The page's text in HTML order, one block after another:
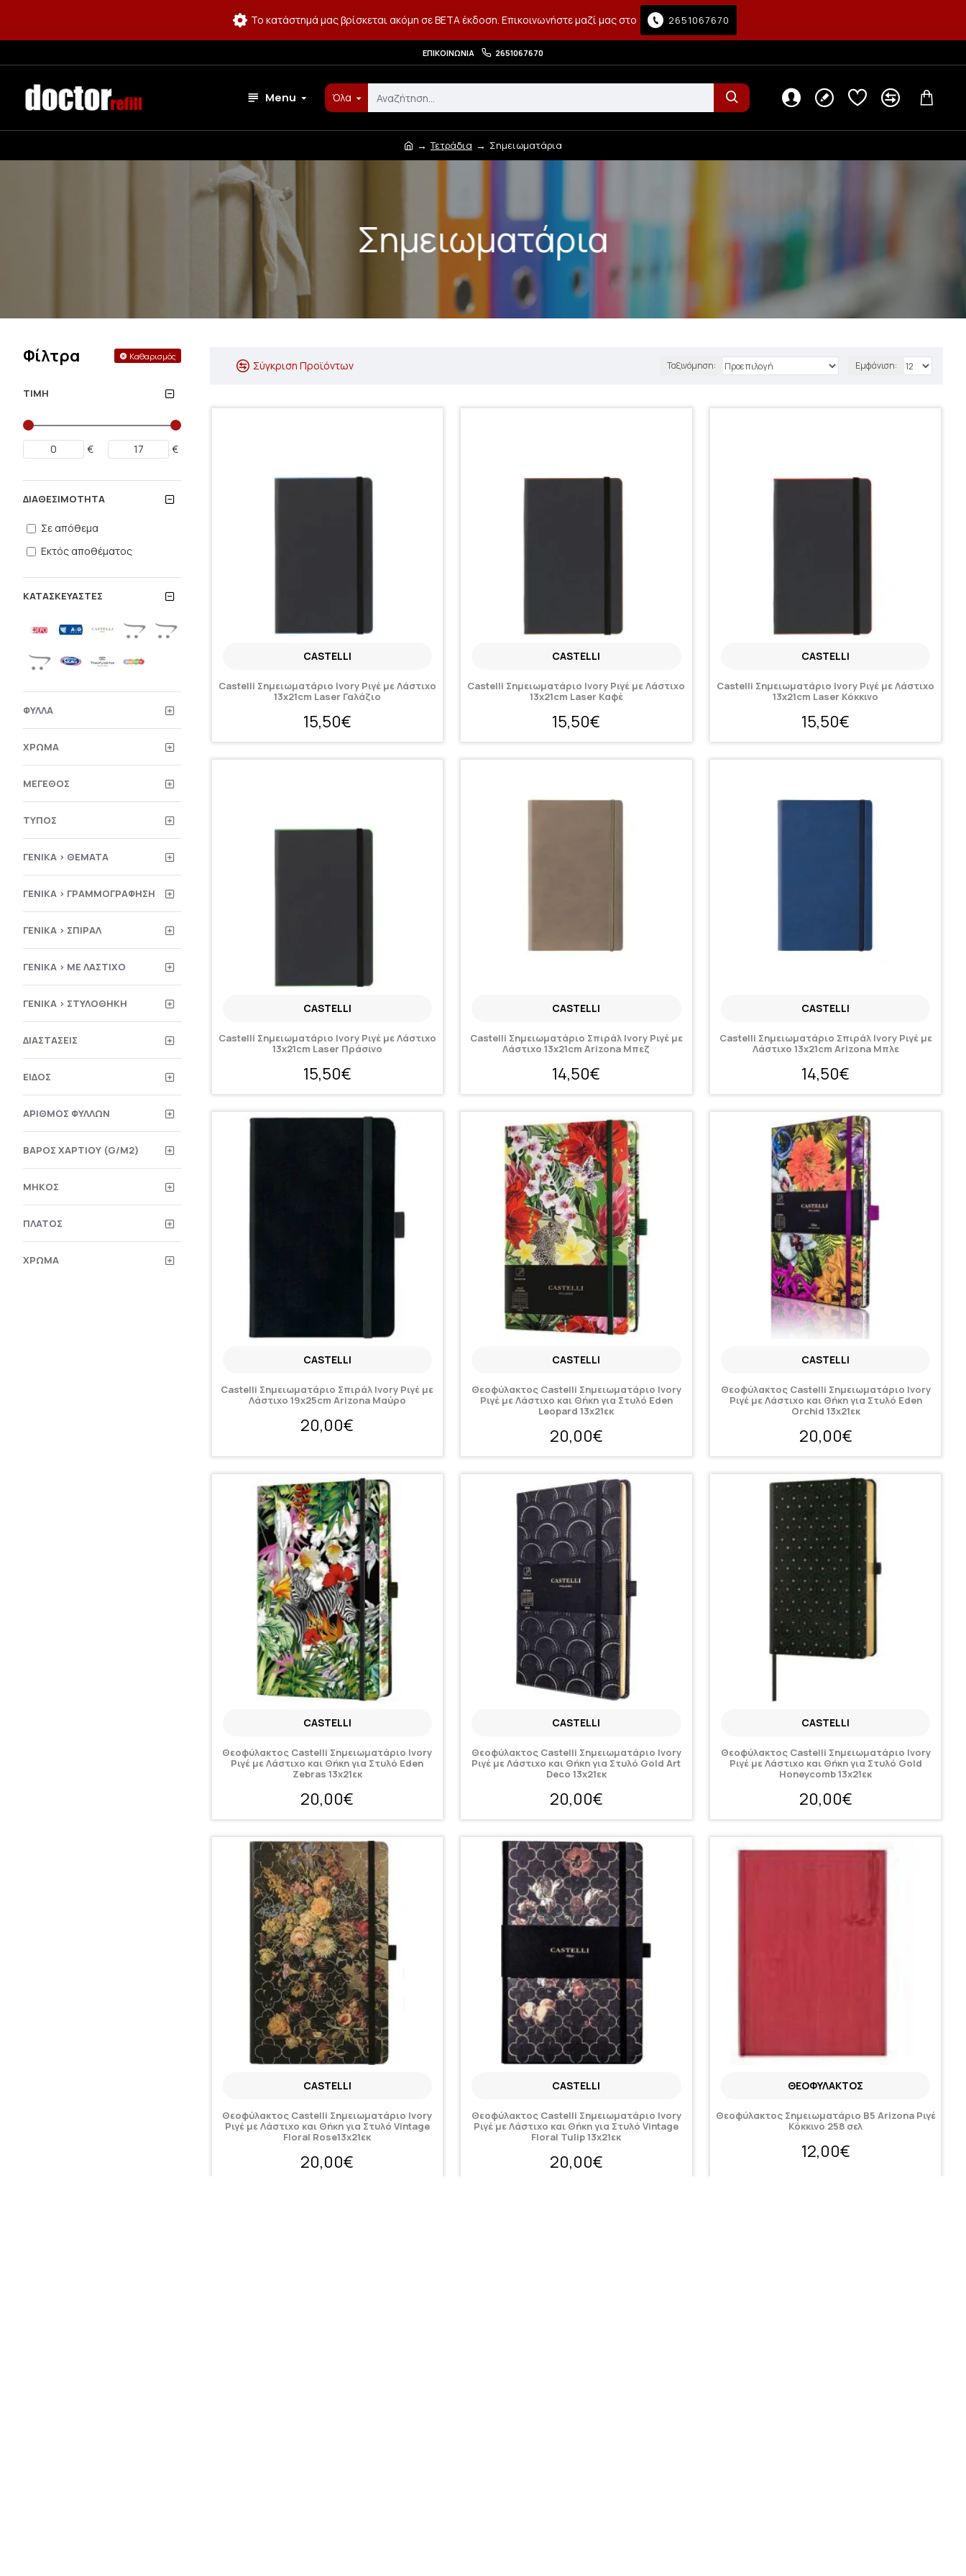
Το κατάστημά μας βρίσκεται ακόμη σε BETA έκδοση. Επικοινωνήστε μαζί μας στο 2651067670
ΕΠΙΚΟΙΝΩΝΊΑ 2651067670
Menu Όλα
Τετράδια Σημειωματάρια
Σημειωματάρια
Φίλτρα Καθαρισμός
ΤΙΜΉ
€ €
ΚΑΤΑΣΚΕΥΑΣΤΈΣ
ΦΎΛΛΑ
ΧΡΏΜΑ
ΜΈΓΕΘΟΣ
ΤΎΠΟΣ
ΓΕΝΙΚΆ > ΘΈΜΑΤΑ
ΓΕΝΙΚΆ > ΓΡΑΜΜΟΓΡΆΦΗΣΗ
ΓΕΝΙΚΆ > ΣΠΙΡΆΛ
ΓΕΝΙΚΆ > ΜΕ ΛΆΣΤΙΧΟ
ΓΕΝΙΚΆ > ΣΤΥΛΟΘΉΚΗ
ΔΙΑΣΤΆΣΕΙΣ
ΕΊΔΟΣ
ΑΡΙΘΜΌΣ ΦΎΛΛΩΝ
ΒΆΡΟΣ ΧΑΡΤΙΟΎ (G/M2)
ΜΉΚΟΣ
ΠΛΆΤΟΣ
ΧΡΏΜΑ
ΔΙΑΘΕΣΙΜΌΤΗΤΑ
Σε απόθεμα
Εκτός αποθέματος
Σύγκριση Προϊόντων Ταξινόμηση: Εμφάνιση:
CASTELLI
Castelli Σημειωματάριο Ivory Ριγέ με Λάστιχο
13x21cm Laser Γαλάζιο
15,50€
CASTELLI
Castelli Σημειωματάριο Ivory Ριγέ με Λάστιχο
13x21cm Laser Καφέ
15,50€
CASTELLI
Castelli Σημειωματάριο Ivory Ριγέ με Λάστιχο
13x21cm Laser Κόκκινο
15,50€
CASTELLI
Castelli Σημειωματάριο Ivory Ριγέ με Λάστιχο
13x21cm Laser Πράσινο
15,50€
CASTELLI
Castelli Σημειωματάριο Σπιράλ Ivory Ριγέ με
Λάστιχο 13x21cm Arizona Μπεζ
14,50€
CASTELLI
Castelli Σημειωματάριο Σπιράλ Ivory Ριγέ με
Λάστιχο 13x21cm Arizona Μπλε
14,50€
CASTELLI
Castelli Σημειωματάριο Σπιράλ Ivory Ριγέ με
Λάστιχο 19x25cm Arizona Μαύρο
20,00€
CASTELLI
Θεοφύλακτος Castelli Σημειωματάριο Ivory
Ριγέ με Λάστιχο και Θήκη για Στυλό Eden
Leopard 13x21εκ
20,00€
CASTELLI
Θεοφύλακτος Castelli Σημειωματάριο Ivory
Ριγέ με Λάστιχο και Θήκη για Στυλό Eden
Orchid 13x21εκ
20,00€
CASTELLI
Θεοφύλακτος Castelli Σημειωματάριο Ivory
Ριγέ με Λάστιχο και Θήκη για Στυλό Eden
Zebras 13x21εκ
20,00€
CASTELLI
Θεοφύλακτος Castelli Σημειωματάριο Ivory
Ριγέ με Λάστιχο και Θήκη για Στυλό Gold Art
Deco 13x21εκ
20,00€
CASTELLI
Θεοφύλακτος Castelli Σημειωματάριο Ivory
Ριγέ με Λάστιχο και Θήκη για Στυλό Gold
Honeycomb 13x21εκ
20,00€
CASTELLI
Θεοφύλακτος Castelli Σημειωματάριο Ivory
Ριγέ με Λάστιχο και Θήκη για Στυλό Vintage
Floral Rose13x21εκ
20,00€
CASTELLI
Θεοφύλακτος Castelli Σημειωματάριο Ivory
Ριγέ με Λάστιχο και Θήκη για Στυλό Vintage
Floral Tulip 13x21εκ
20,00€
ΘΕΟΦΎΛΑΚΤΟΣ
Θεοφύλακτος Σημειωματάριο B5 Arizona Ριγέ
Κόκκινο 258 σελ
12,00€